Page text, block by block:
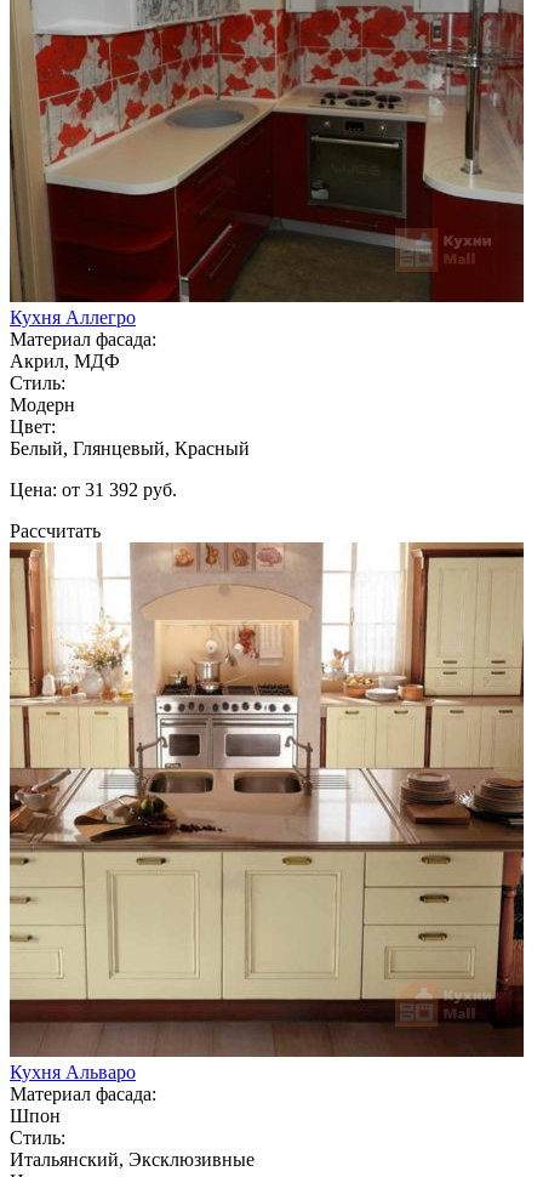
Кухня Аллегро
Материал фасада:
Акрил, МДФ
Стиль:
Модерн
Цвет:
Белый, Глянцевый, Красный
Цена: от 31 392 руб.
Рассчитать
Кухня Альваро
Материал фасада:
Шпон
Стиль:
Итальянский, Эксклюзивные